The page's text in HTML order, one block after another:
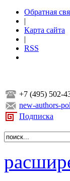
Обратная
|
Карта сайта
|
RSS
+7 (495) 502-
new-authors-
Подписка